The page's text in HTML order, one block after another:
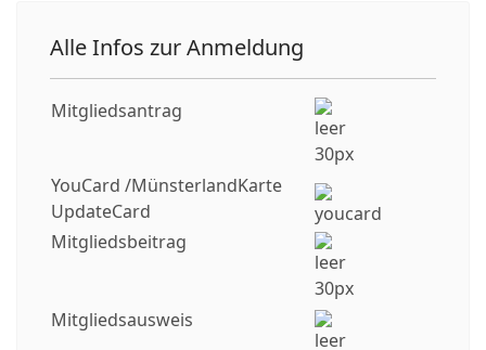
Alle Infos zur Anmeldung
Mitgliedsantrag
YouCard /MünsterlandKarte
UpdateCard
Mitgliedsbeitrag
Mitgliedsausweis